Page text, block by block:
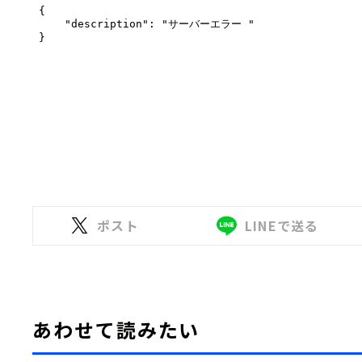
ポスト LINEで送る
あわせて読みたい